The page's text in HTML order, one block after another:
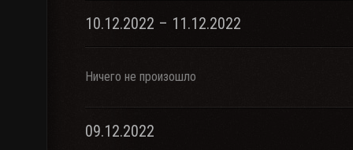
10.12.2022 – 11.12.2022
Ничего не произошло
09.12.2022